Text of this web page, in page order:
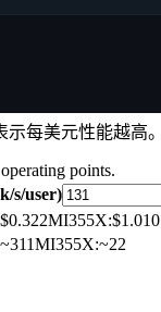
每美元性能越高。
points.
s/user)
$0.322MI355X:$1.010
~311MI355X:~22